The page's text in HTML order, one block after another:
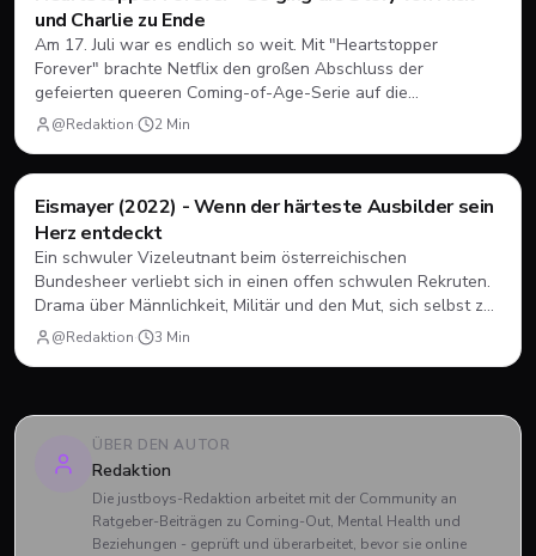
und Charlie zu Ende
Am 17. Juli war es endlich so weit. Mit "Heartstopper
Forever" brachte Netflix den großen Abschluss der
gefeierten queeren Coming-of-Age-Serie auf die
Bildschirme. Statt einer vierten Staffel gab es diesmal einen
@Redaktion· 2 Min
Filme & Serien
Eismayer (2022) - Wenn der härteste Ausbilder sein
Herz entdeckt
Ein schwuler Vizeleutnant beim österreichischen
Bundesheer verliebt sich in einen offen schwulen Rekruten.
Drama über Männlichkeit, Militär und den Mut, sich selbst zu
sein.@Redaktion· 3 Min
ÜBER DEN AUTOR
Redaktion
Die justboys-Redaktion arbeitet mit der Community an
Ratgeber-Beiträgen zu Coming-Out, Mental Health und
Beziehungen - geprüft und überarbeitet, bevor sie online